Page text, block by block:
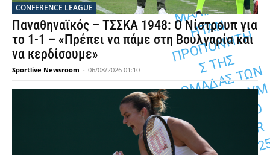
Α,
Ν
Ή
Σ
Μ
Ν
Μ
Ο
R
CONFERENCE LEAGUE
Παναθηναϊκός – ΤΣΣΚΑ 1948: Ο Νίστρουπ για
το 1-1 – «Πρέπει να πάμε στη Βουλγαρία και
να κερδίσουμε»
Sportlive Newsroom - 06/08/2026 01:10